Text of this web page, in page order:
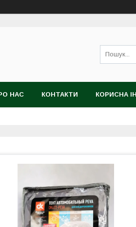
НАС КОНТАКТИ КОРИСНА